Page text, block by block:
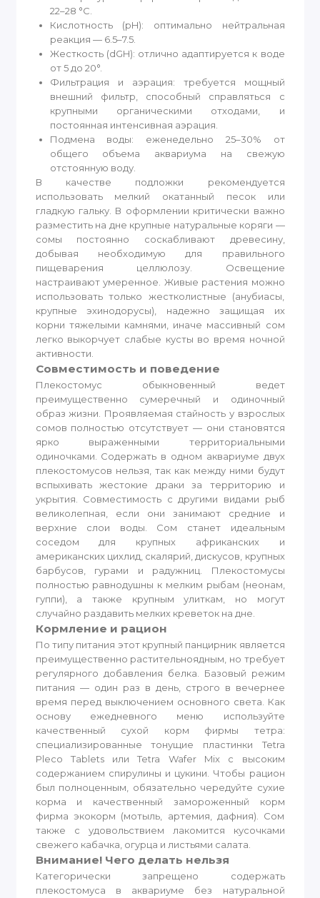
22–28 °C.
Кислотность (pH): оптимально нейтральная
реакция — 6.5–7.5.
Жесткость (dGH): отлично адаптируется к воде
от 5 до 20°.
Фильтрация и аэрация: требуется мощный
внешний фильтр, способный справляться с
крупными органическими отходами, и
постоянная интенсивная аэрация.
Подмена воды: еженедельно 25–30% от
общего объема аквариума на свежую
отстоянную воду.
В качестве подложки рекомендуется
использовать мелкий окатанный песок или
гладкую гальку. В оформлении критически важно
разместить на дне крупные натуральные коряги —
сомы постоянно соскабливают древесину,
добывая необходимую для правильного
пищеварения целлюлозу. Освещение
настраивают умеренное. Живые растения можно
использовать только жестколистные (анубиасы,
крупные эхинодорусы), надежно защищая их
корни тяжелыми камнями, иначе массивный сом
легко выкорчует слабые кусты во время ночной
активности.
Совместимость и поведение
Плекостомус обыкновенный ведет
преимущественно сумеречный и одиночный
образ жизни. Проявляемая стайность у взрослых
сомов полностью отсутствует — они становятся
ярко выраженными территориальными
одиночками. Содержать в одном аквариуме двух
плекостомусов нельзя, так как между ними будут
вспыхивать жестокие драки за территорию и
укрытия. Совместимость с другими видами рыб
великолепная, если они занимают средние и
верхние слои воды. Сом станет идеальным
соседом для крупных африканских и
американских цихлид, скалярий, дискусов, крупных
барбусов, гурами и радужниц. Плекостомусы
полностью равнодушны к мелким рыбам (неонам,
гуппи), а также крупным улиткам, но могут
случайно раздавить мелких креветок на дне.
Кормление и рацион
По типу питания этот крупный панцирник является
преимущественно растительноядным, но требует
регулярного добавления белка. Базовый режим
питания — один раз в день, строго в вечернее
время перед выключением основного света. Как
основу ежедневного меню используйте
качественный сухой корм фирмы тетра:
специализированные тонущие пластинки Tetra
Pleco Tablets или Tetra Wafer Mix с высоким
содержанием спирулины и цукини. Чтобы рацион
был полноценным, обязательно чередуйте сухие
корма и качественный замороженный корм
фирма экокорм (мотыль, артемия, дафния). Сом
также с удовольствием лакомится кусочками
свежего кабачка, огурца и листьями салата.
Внимание! Чего делать нельзя
Категорически запрещено содержать
плекостомуса в аквариуме без натуральной